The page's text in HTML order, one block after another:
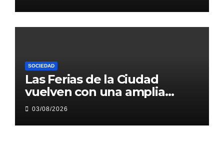
SOCIEDAD
Las Ferias de la Ciudad
vuelven con una amplia
agenda en plazas y paseos
03/08/2026